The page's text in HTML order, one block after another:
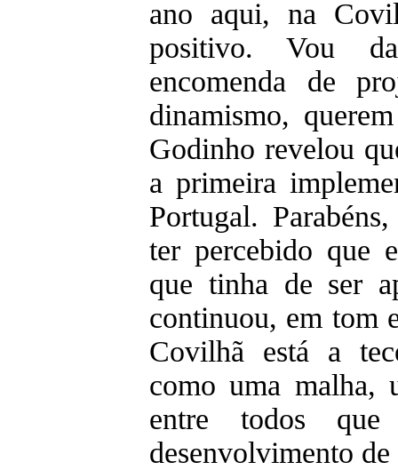
ano aqui, na
positivo. Vou
encomenda de
dinamismo,
Godinho revelou
a primeira
Portugal.
ter percebido que
que tinha de ser
continuou, em tom
Covilhã está a
como uma malha,
entre todos
desenvolvimento